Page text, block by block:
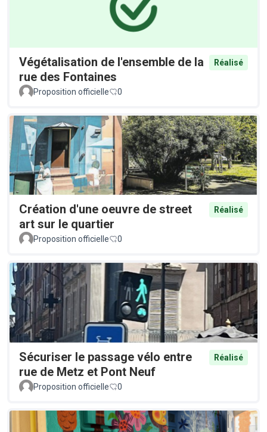
Végétalisation de l'ensemble de la
rue des Fontaines
Réalisé
Proposition officielle 0
Création d'une oeuvre de street
art sur le quartier
Réalisé
Proposition officielle 0
Sécuriser le passage vélo entre
rue de Metz et Pont Neuf
Réalisé
Proposition officielle 0